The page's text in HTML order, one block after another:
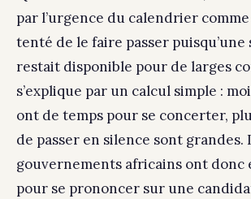
par l’urgence du calendrier
tenté de le faire passer puisqu’une
restait disponible pour de larges
s’explique par un calcul simple :
ont de temps pour se concerter,
de passer en silence sont grandes.
gouvernements africains ont donc
pour se prononcer sur une